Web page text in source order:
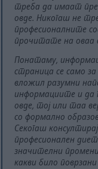
треба да имаат
овде. Никогаш не
професионалните
прочитате на оваа
Понатаму,
страница се само
вложил разумни
информациите и
овде, тој или таа
со формално
Секогаш
професионален
значителни
какви било